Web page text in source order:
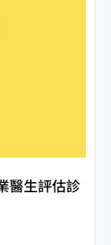
醫生評估診